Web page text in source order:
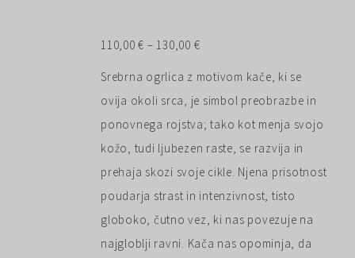
110,00€ – 130,00 €Cenovni
Srebrna ogrlica z motivom kače, ki se
ovija okoli srca, je simbol preobrazbe in
ponovnega rojstva; tako kot menja svojo
kožo, tudi ljubezen raste, se razvija in
prehaja skozi svoje cikle. Njena prisotnost
poudarja strast in intenzivnost, tisto
globoko, čutno vez, ki nas povezuje na
najgloblji ravni. Kača nas opominja, da